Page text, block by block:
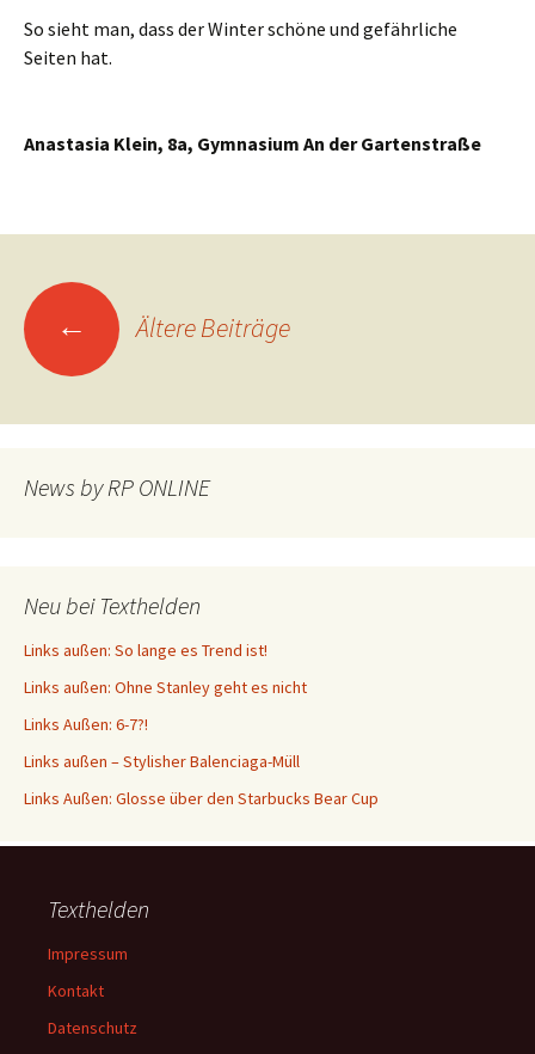
So sieht man, dass der Winter schöne und gefährliche
Seiten hat.
Anastasia Klein, 8a, Gymnasium An der Gartenstraße
Beitragsnavigation
← Ältere Beiträge
News by RP ONLINE
Neu bei Texthelden
Links außen: So lange es Trend ist!
Links außen: Ohne Stanley geht es nicht
Links Außen: 6-7?!
Links außen – Stylisher Balenciaga-Müll
Links Außen: Glosse über den Starbucks Bear Cup
Texthelden
Impressum
Kontakt
Datenschutz